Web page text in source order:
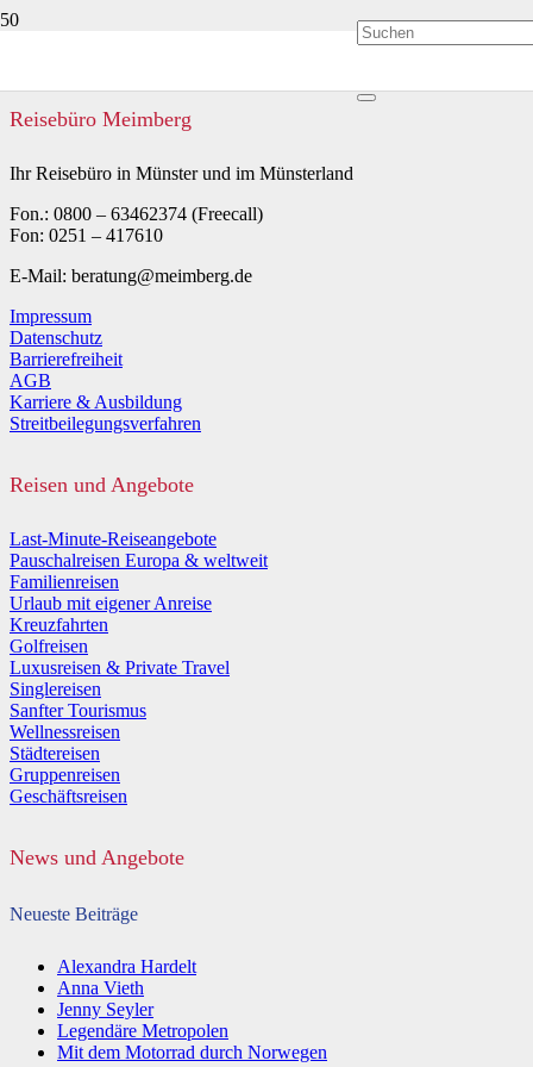
Reisebüro Meimberg
Ihr Reisebüro in Münster und im Münsterland
Fon.: 0800 – 63462374 (Freecall)
Fon: 0251 – 417610
E-Mail: beratung@meimberg.de
Impressum
Datenschutz
Barrierefreiheit
AGB
Karriere & Ausbildung
Streitbeilegungsverfahren
Reisen und Angebote
Last-Minute-Reiseangebote
Pauschalreisen Europa & weltweit
Familienreisen
Urlaub mit eigener Anreise
Kreuzfahrten
Golfreisen
Luxusreisen & Private Travel
Singlereisen
Sanfter Tourismus
Wellnessreisen
Städtereisen
Gruppenreisen
Geschäftsreisen
News und Angebote
Neueste Beiträge
Alexandra Hardelt
Anna Vieth
Jenny Seyler
Legendäre Metropolen
Mit dem Motorrad durch Norwegen